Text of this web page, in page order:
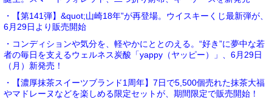
・【第141弾】&quot;山崎18年”が再登場。ウイスキーくじ最新弾が、
6月29日より販売開始
・コンディションや気分を、軽やかにととのえる。“好き”に夢中な若
者の毎日を支えるウェルネス炭酸「yappy（ヤッピー）」、6月29日
（月）新発売！
・【濃厚抹茶スイーツブランド1周年】7日で5,500個売れた抹茶大福
やマドレーヌなどを楽しめる限定セットが、期間限定で販売開始！